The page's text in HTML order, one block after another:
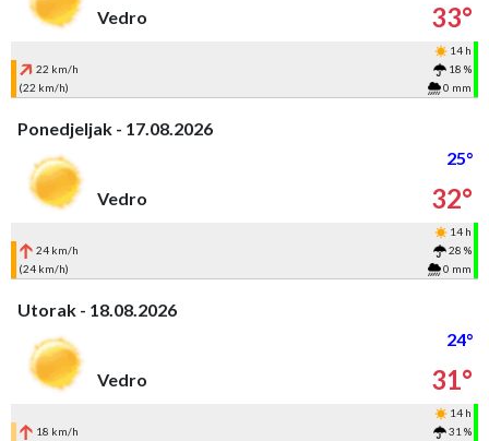
Vedro
33°
14 h
22 km/h
18 %
(22 km/h)
0 mm
Ponedjeljak - 17.08.2026
25°
Vedro
32°
14 h
24 km/h
28 %
(24 km/h)
0 mm
Utorak - 18.08.2026
24°
Vedro
31°
14 h
18 km/h
31 %